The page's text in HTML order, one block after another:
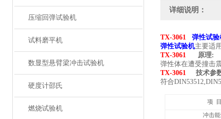
压缩回弹试验机
试料磨平机
数显型悬臂梁冲击试验机
硬度计邵氏
燃烧试验机
详细说明：
TX-3061
弹性试验
弹性试验机主要适
TX-3061
原理:
弹性体在遭受撞击
TX-3061
技术参
符合
项
冲击